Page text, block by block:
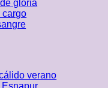
gloria
cargo
verano